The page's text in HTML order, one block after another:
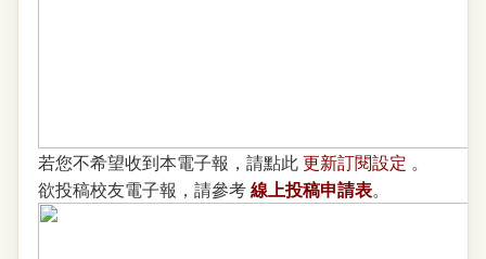
若您不希望收到本電子報，請點此更新訂閱設定 。
欲投稿校友電子報，請參考線上投稿申請表。